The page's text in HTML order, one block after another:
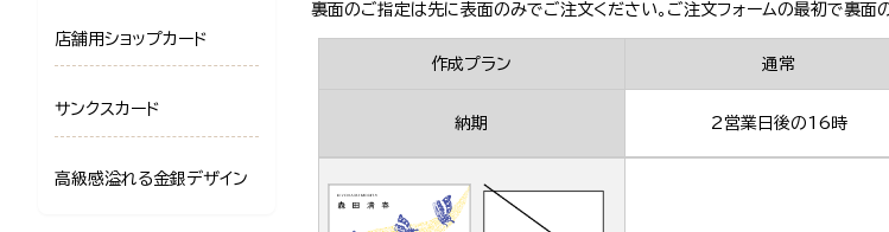
裏面のご指定は先に表面のみでご注文ください。ご注文フォームの最初で裏面
作成プラン 通常
納期 2営業日後の16時
店舗用ショップカード
サンクスカード
高級感溢れる金銀デザイン